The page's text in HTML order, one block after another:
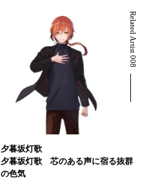
Related Artist 008
夕暮坂灯歌
夕暮坂灯歌 芯のある声に宿る抜群
の色気